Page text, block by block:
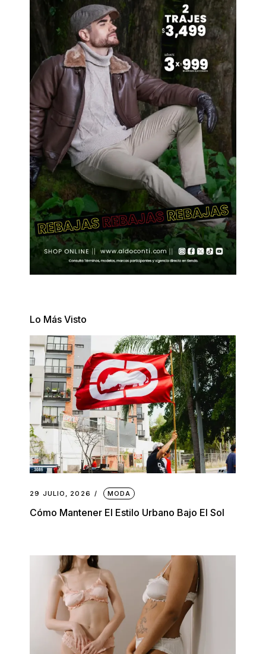
Lo Más Visto
29 JULIO, 2026 MODA
Cómo Mantener El Estilo Urbano Bajo El Sol